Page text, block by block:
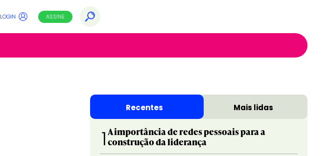
LOGIN ASSINE
Recentes Mais lidas
1 A importância de redes pessoais para a
construção da liderança